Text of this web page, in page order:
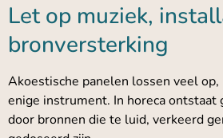
Let op muziek,
bronversterking
Akoestische panelen lossen veel op,
enige instrument. In horeca ontstaat
door bronnen die te luid, verkeerd